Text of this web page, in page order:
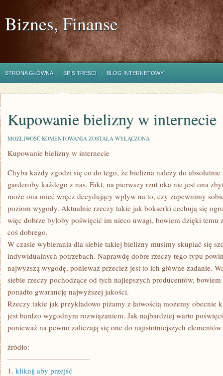
Biznes, Finanse
STRONA GŁÓWNA SPIS TREŚCI BLOG INTERNETOWY
Kupowanie bielizny w internecie
MOŻLIWOŚĆ KOMENTOWANIA KUPOWANIE
W
ZOSTAŁA WYŁĄCZONA
Kupowanie bielizny w internecie
Chyba każdy zgodzi się co do tego, że bielizna należy do
garderoby każdego z nas. Fakt, na pierwszy rzut oka nie jest ona
może ona mieć wręcz decydujący wpływ na to, czy zapewnimy
poziom wygody. Aktualnie rzeczy takie jak bokserki cechują się
więc dobrze byłoby poświęcić im nieco uwagi, bowiem dzięki temu
coś dobrego.
W czasie wybierania dla siebie takiej bielizny musimy skupiać się
indywidualnych potrzebach. Naprawdę dobre rzeczy tego typu
najwyższą wygodę, ponieważ przecież jest to ich główne zadanie.
siebie rzeczy pochodzące od tych najlepszych producentów,
ponadto gwarancję najwyższej jakości.
Rzeczy takie jak przykładowo piżamy z łatwością możemy obecnie
jest bardzo wygodnym rozwiązaniem. Jak najbardziej warto
ponieważ na pewno zaliczają się one do najistotniejszych
źródło:
———————————
1. kliknij aby przejść